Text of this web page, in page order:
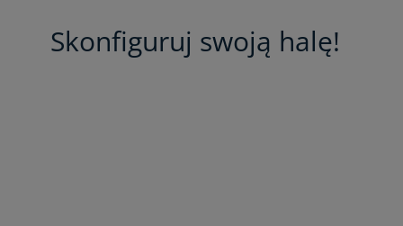
Skonfiguruj swoją halę!